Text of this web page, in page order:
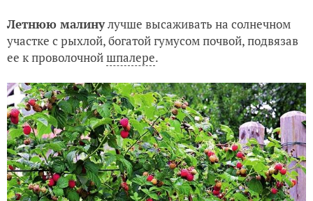
Летнюю малинулучше высаживать на солнечном
участке с рыхлой, богатой гумусом почвой, подвязав
ее к проволочнойшпалере.